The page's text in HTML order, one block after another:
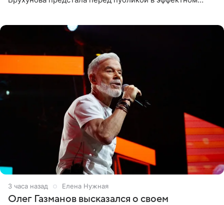
3 часа назад Елена Нужная
Олег Газманов высказался о своем